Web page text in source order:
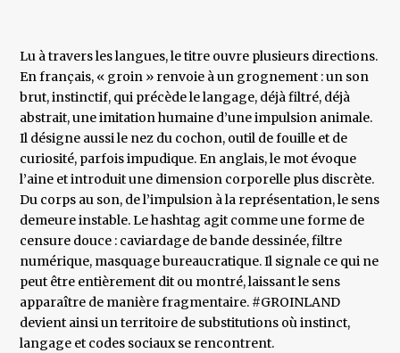
Lu à travers les langues, le titre ouvre plusieurs directions.
En français, « groin » renvoie à un grognement : un son
brut, instinctif, qui précède le langage, déjà filtré, déjà
abstrait, une imitation humaine d’une impulsion animale.
Il désigne aussi le nez du cochon, outil de fouille et de
curiosité, parfois impudique. En anglais, le mot évoque
l’aine et introduit une dimension corporelle plus discrète.
Du corps au son, de l’impulsion à la représentation, le sens
demeure instable. Le hashtag agit comme une forme de
censure douce : caviardage de bande dessinée, filtre
numérique, masquage bureaucratique. Il signale ce qui ne
peut être entièrement dit ou montré, laissant le sens
apparaître de manière fragmentaire. #GROINLAND
devient ainsi un territoire de substitutions où instinct,
langage et codes sociaux se rencontrent.